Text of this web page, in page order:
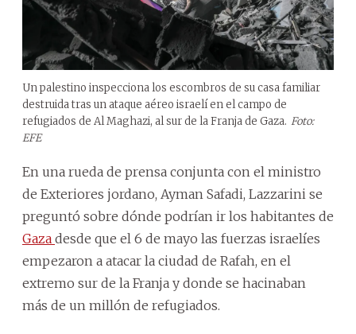
Un palestino inspecciona los escombros de su casa familiar
destruida tras un ataque aéreo israelí en el campo de
refugiados de Al Maghazi, al sur de la Franja de Gaza. Foto:
EFE
En una rueda de prensa conjunta con el ministro
de Exteriores jordano, Ayman Safadi, Lazzarini se
preguntó sobre dónde podrían ir los habitantes de
Gaza desde que el 6 de mayo las fuerzas israelíes
empezaron a atacar la ciudad de Rafah, en el
extremo sur de la Franja y donde se hacinaban
más de un millón de refugiados.